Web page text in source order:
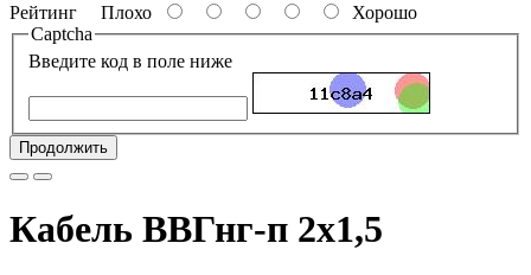
Рейтинг Плохо
Хорошо
Captcha
Введите код в поле ниже
Продолжить
Кабель ВВГнг-п 2х1,5